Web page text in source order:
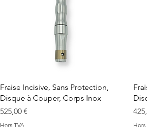
Fraise Incisive, Sans Protection,
Disque à Couper, Corps Inox
Prix
525,00 €
Hors TVA
Prix
Hors